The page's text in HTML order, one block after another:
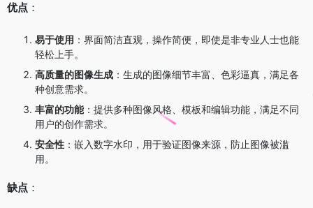
优点 ：
易于使用 ：界面简洁直观，操作简便，即使是非专业人士也能
轻松上手。
高质量的图像生成 ：生成的图像细节丰富、色彩逼真，满足各
种创意需求。
丰富的功能：提供多种图像风格、模板和编辑功能，满足不同
用户的创作需求。
安全性 ：嵌入数字水印，用于验证图像来源，防止图像被滥
用。
缺点 ：